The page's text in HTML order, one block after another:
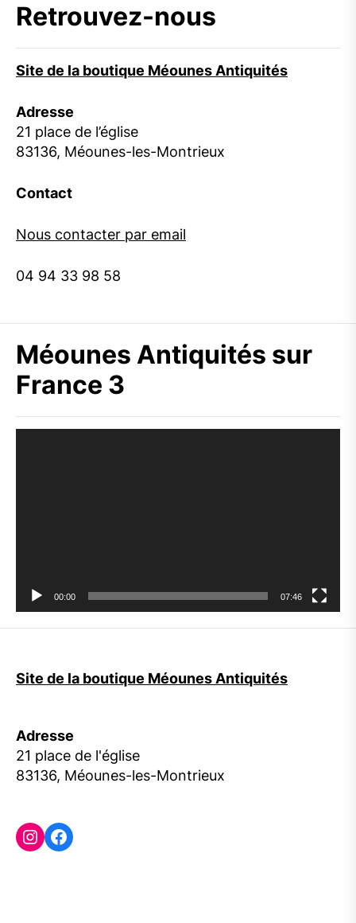
Retrouvez-nous
Site de la boutique Méounes Antiquités
Adresse
21 place de l’église
83136, Méounes-les-Montrieux
Contact
Nous contacter par email
04 94 33 98 58
Méounes Antiquités sur
France 3
00:00 07:46
Site de la boutique Méounes Antiquités
Adresse
21 place de l'église
83136, Méounes-les-Montrieux
Instagram
Facebook